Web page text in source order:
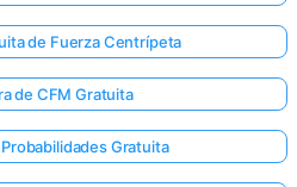
de Fuerza Centrípeta
de CFM Gratuita
Gratuita